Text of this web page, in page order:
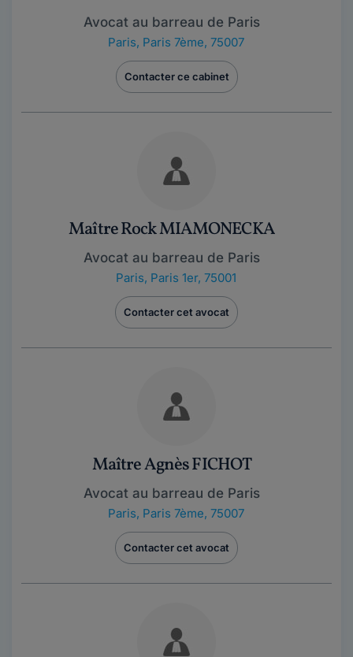
Avocat au barreau de Paris
Paris, Paris 7ème, 75007
Contacter ce cabinet
Maître Rock MIAMONECKA
Avocat au barreau de Paris
Paris, Paris 1er, 75001
Contacter cet avocat
Maître Agnès FICHOT
Avocat au barreau de Paris
Paris, Paris 7ème, 75007
Contacter cet avocat